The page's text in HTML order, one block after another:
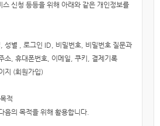
신청 등등을 위해 아래와 같은 개인정보를
성별 , 로그인 ID, 비밀번호, 비밀번호 질문과
소, 휴대폰번호, 이메일, 쿠키, 결제기록
지 (회원가입)
적
음의 목적을 위해 활용합니다.